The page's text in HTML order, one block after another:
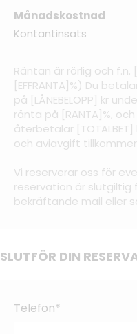
Månadskostnad
Kontantinsats
Räntan är rörlig och f.n.
[EFFRÄNTA]%) Du
på [LÅNEBELOPP] kr
ränta på [RÄNTA]%,
återbetalar
och aviavgift
Vi reserverar oss för
reservation är
bekräftande mail eller
SLUTFÖR DIN
Telefon*